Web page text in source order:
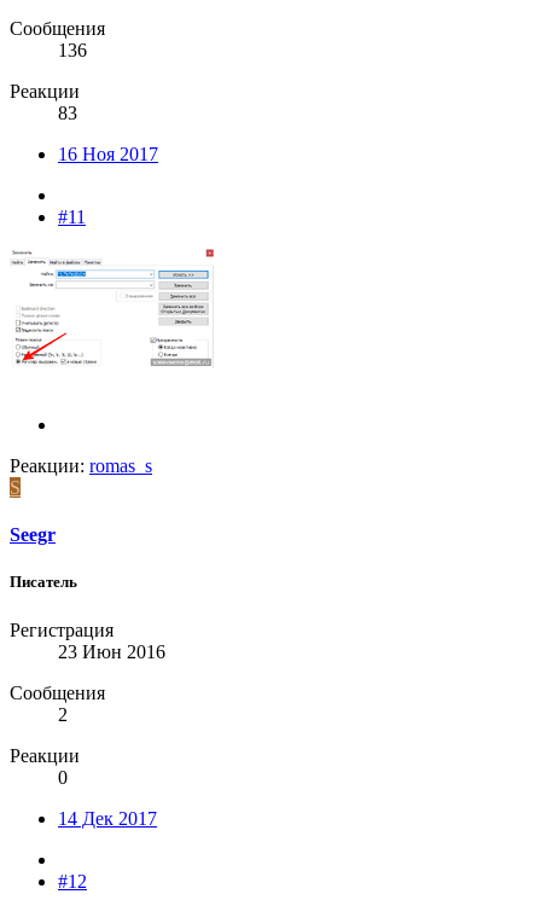
Сообщения
136
Реакции
83
16 Ноя 2017
#11
Реакции: romas_s
S
Seegr
Писатель
Регистрация
23 Июн 2016
Сообщения
2
Реакции
0
14 Дек 2017
#12